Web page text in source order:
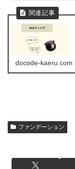
docode-kaeru.com
ファンデーション